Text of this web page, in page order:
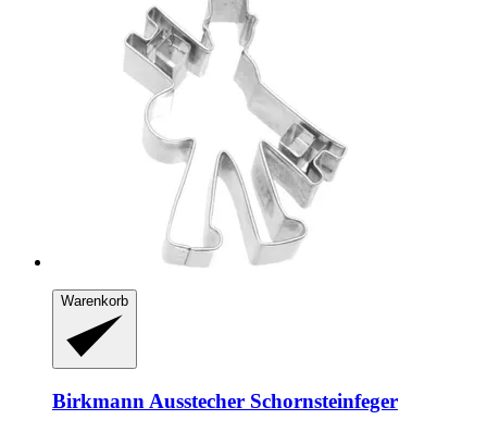
Warenkorb
Birkmann Ausstecher Schornsteinfeger